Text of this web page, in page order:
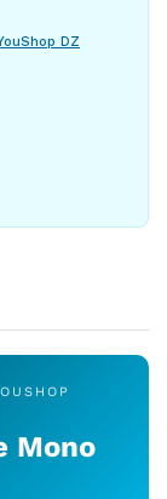
DZ
Mono